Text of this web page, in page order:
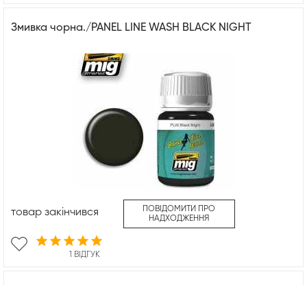
Змивка чорна./PANEL LINE WASH BLACK NIGHT
1 ВІДГУК
товар закінчився
ПОВІДОМИТИ ПРО
НАДХОДЖЕННЯ